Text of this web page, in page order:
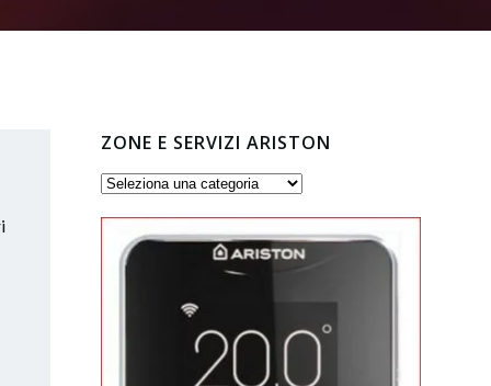
ZONE E SERVIZI ARISTON
Zone
servizi
Ariston